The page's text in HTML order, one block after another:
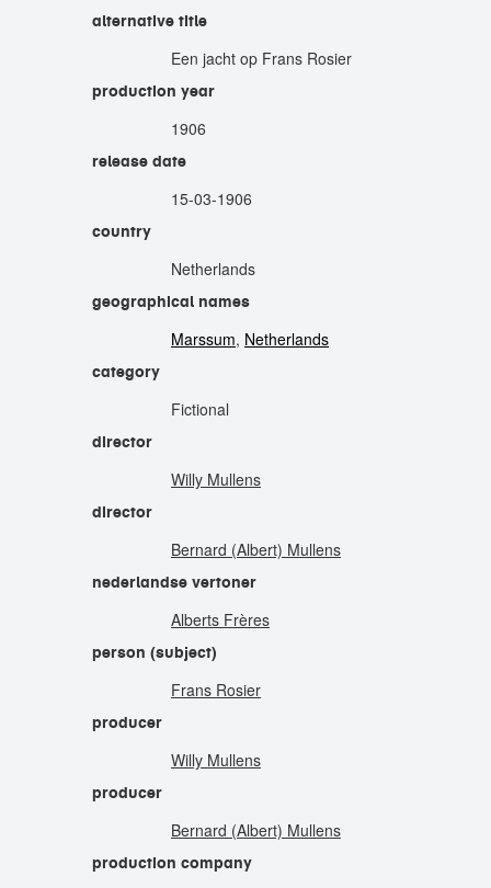
alternative title
Een jacht op Frans Rosier
production year
1906
release date
15-03-1906
country
Netherlands
geographical names
Marssum, Netherlands
category
Fictional
director
Willy Mullens
director
Bernard (Albert) Mullens
nederlandse vertoner
Alberts Frères
person (subject)
Frans Rosier
producer
Willy Mullens
producer
Bernard (Albert) Mullens
production company